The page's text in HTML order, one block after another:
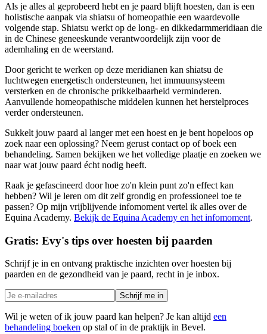
Als je alles al geprobeerd hebt en je paard blijft hoesten, dan is een
holistische aanpak via shiatsu of homeopathie een waardevolle
volgende stap. Shiatsu werkt op de long- en dikkedarmmeridiaan die
in de Chinese geneeskunde verantwoordelijk zijn voor de
ademhaling en de weerstand.
Door gericht te werken op deze meridianen kan shiatsu de
luchtwegen energetisch ondersteunen, het immuunsysteem
versterken en de chronische prikkelbaarheid verminderen.
Aanvullende homeopathische middelen kunnen het herstelproces
verder ondersteunen.
Sukkelt jouw paard al langer met een hoest en je bent hopeloos op
zoek naar een oplossing? Neem gerust contact op of boek een
behandeling. Samen bekijken we het volledige plaatje en zoeken we
naar wat jouw paard écht nodig heeft.
Raak je gefascineerd door hoe zo'n klein punt zo'n effect kan
hebben? Wil je leren om dit zelf grondig en professioneel toe te
passen? Op mijn vrijblijvende infomoment vertel ik alles over de
Equina Academy. Bekijk de Equina Academy en het infomoment.
Gratis: Evy's tips over hoesten bij paarden
Schrijf je in en ontvang praktische inzichten over hoesten bij
paarden en de gezondheid van je paard, recht in je inbox.
Schrijf me in
Wil je weten of ik jouw paard kan helpen? Je kan altijd een
behandeling boeken op stal of in de praktijk in Bevel.